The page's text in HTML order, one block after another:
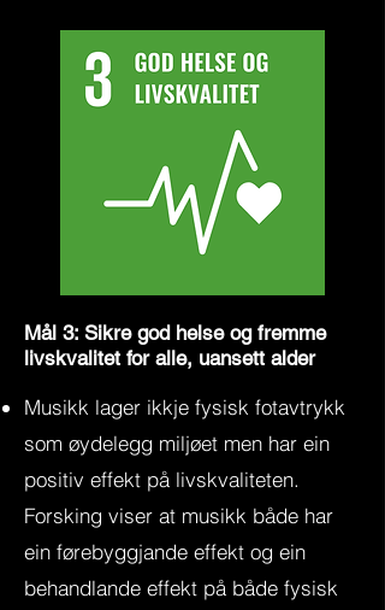
Mål 3: Sikre god helse og fremme
livskvalitet for alle, uansett alder
Musikk lager ikkje fysisk fotavtrykk
som øydelegg miljøet men har ein
positiv effekt på livskvaliteten.
Forsking viser at musikk både har
ein førebyggjande effekt og ein
behandlande effekt på både fysisk